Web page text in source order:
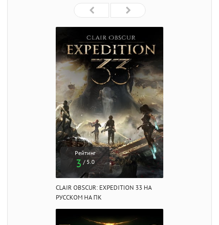
Рейтинг
3 / 5.0
CLAIR OBSCUR: EXPEDITION 33 НА
РУССКОМ НА ПК